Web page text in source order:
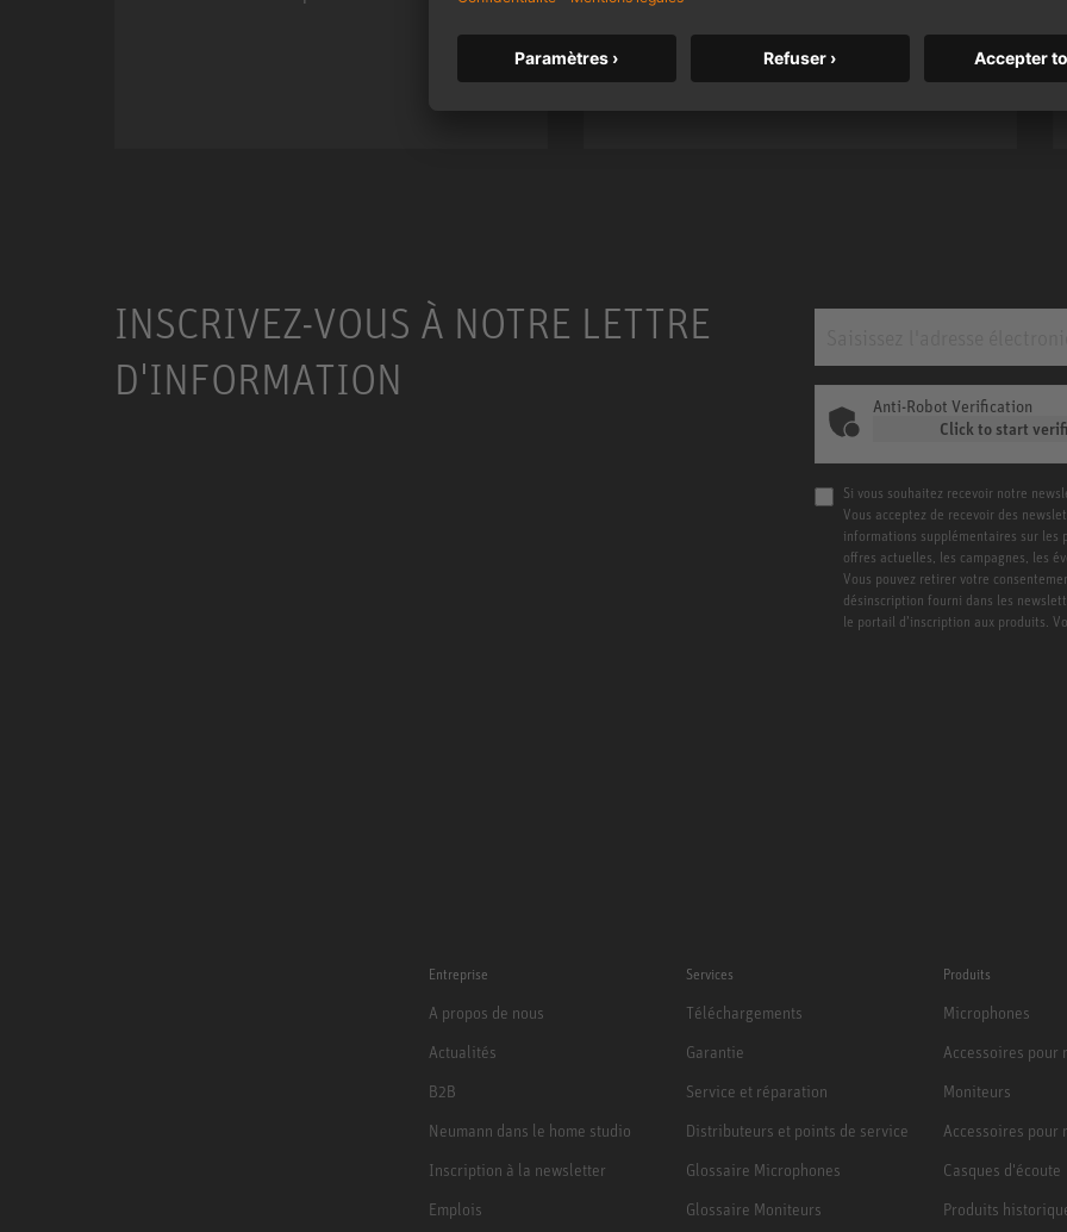
Miniature Clip Mic System MCM
alimentation DSP.
KH 120 II
INSCRIVEZ-VOUS À NOTRE LETTRE
D'INFORMATION
Anti-Robot Verification
Click to start
Si vous souhaitez recevoir notre
Vous acceptez de recevoir des
informations supplémentaires sur les
offres actuelles, les campagnes, les
Vous pouvez retirer votre
désinscription fourni dans les
le portail d’inscription aux produits.
Entreprise
A propos de nous
Actualités
B2B
Neumann dans le home studio
Inscription à la newsletter
Emplois
Services
Téléchargements
Garantie
Service et réparation
Distributeurs et points de service
Glossaire Microphones
Glossaire Moniteurs
Produits
Microphones
Accessoires pour
Moniteurs
Accessoires pour
Casques d'écoute
Produits